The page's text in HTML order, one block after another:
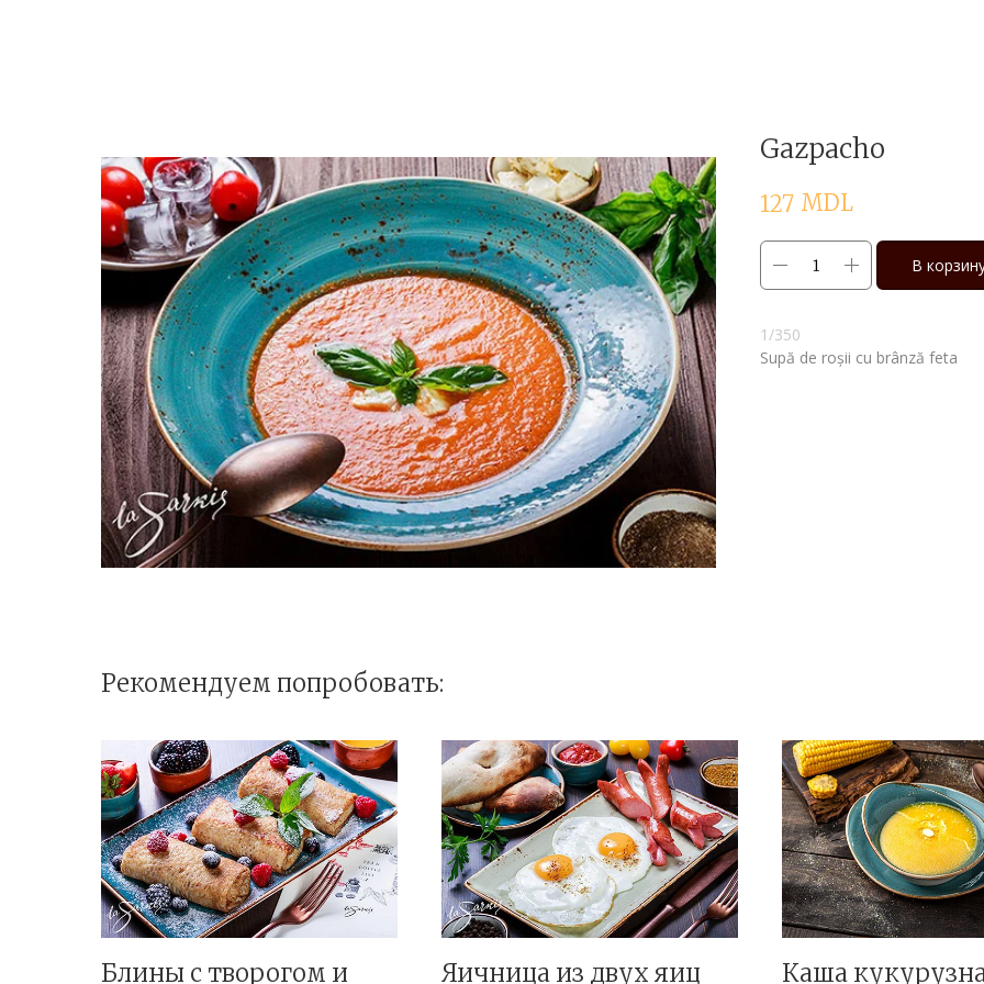
Gazpacho
127 MDL
В
1/350
Supă de roșii cu brânză feta
Рекомендуем попробовать:
Блины с творогом и Яичница из двух яиц Каша